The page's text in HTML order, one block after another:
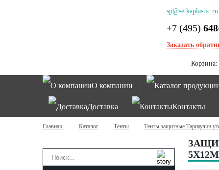
sp@setkaplastic.ru
+7 (495)
Заказать
Корзина:
О компании Каталог
Доставка Контакты
Главная Каталог Тенты Тенты защитные Тарпаулин